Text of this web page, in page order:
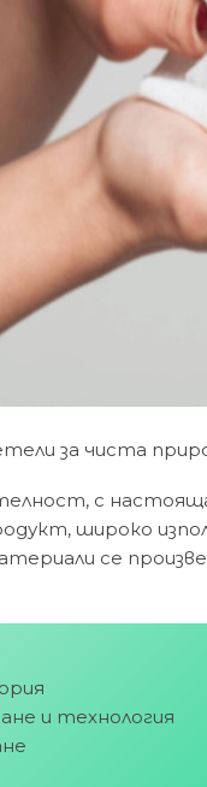
за чиста
с
широко
се
и технология